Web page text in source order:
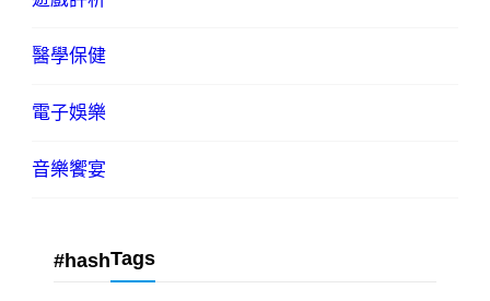
醫學保健
電子娛樂
音樂饗宴
#hashTags